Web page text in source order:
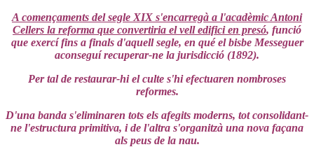
A començaments del segle XIX s'encarregà a l'acadèmic Antoni
Cellers la reforma que convertiria el vell edifici en presó, funció
que exercí fins a finals d'aquell segle, en qué el bisbe Messeguer
aconseguí recuperar-ne la jurisdicció (1892).
Per tal de restaurar-hi el culte s'hi efectuaren nombroses
reformes.
D'una banda s'eliminaren tots els afegits moderns, tot consolidant-
ne l'estructura primitiva, i de l'altra s'organitzà una nova façana
als peus de la nau.